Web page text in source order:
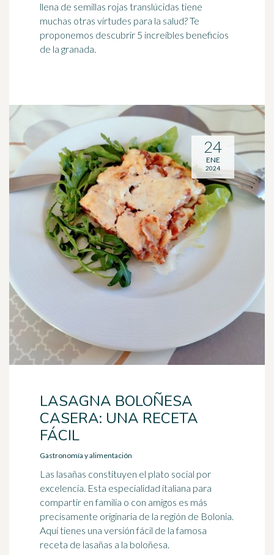
llena de semillas rojas translúcidas tiene
muchas otras virtudes para la salud? Te
proponemos descubrir 5 increíbles beneficios
de la granada.
LASAGNA BOLOÑESA
CASERA: UNA RECETA
FÁCIL
Gastronomía y alimentación
Las lasañas constituyen el plato social por
excelencia. Esta especialidad italiana para
compartir en familia o con amigos es más
precisamente originaria de la región de Bolonia.
Aquí tienes una versión fácil de la famosa
receta de lasañas a la boloñesa.
24
ENE
2024